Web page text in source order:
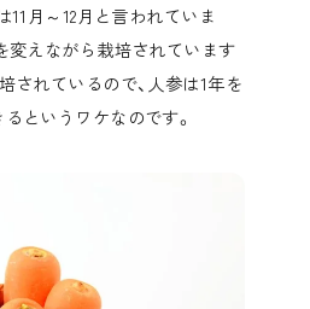
11月～12月と言われていま
変えながら栽培されています
されているので、人参は1年を
というワケなのです。